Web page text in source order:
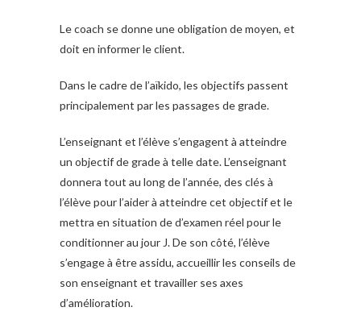
Le coach se donne une obligation de moyen, et
doit en informer le client.
Dans le cadre de l’aïkido, les objectifs passent
principalement par les passages de grade.
L’enseignant et l’élève s’engagent à atteindre
un objectif de grade à telle date. L’enseignant
donnera tout au long de l’année, des clés à
l’élève pour l’aider à atteindre cet objectif et le
mettra en situation de d’examen réel pour le
conditionner au jour J. De son côté, l’élève
s’engage à être assidu, accueillir les conseils de
son enseignant et travailler ses axes
d’amélioration.